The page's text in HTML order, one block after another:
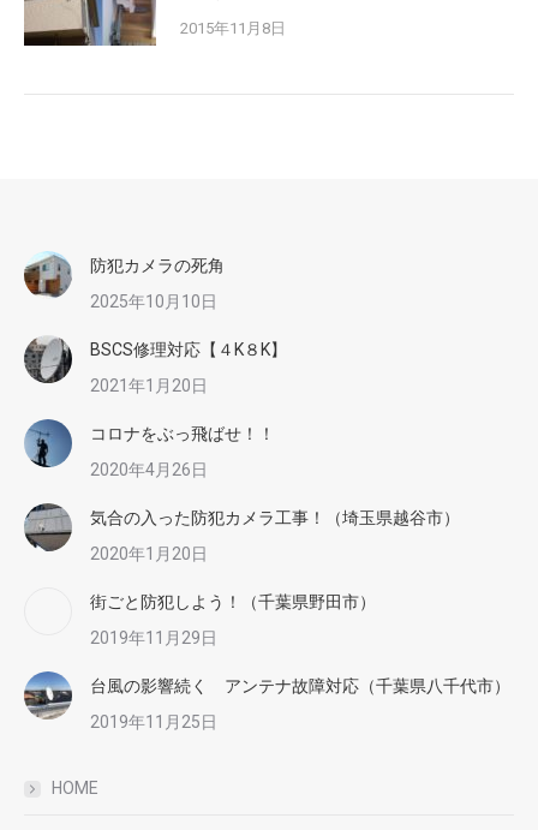
2015年11月8日
防犯カメラの死角
2025年10月10日
BSCS修理対応【４K８K】
2021年1月20日
コロナをぶっ飛ばせ！！
2020年4月26日
気合の入った防犯カメラ工事！（埼玉県越谷市）
2020年1月20日
街ごと防犯しよう！（千葉県野田市）
2019年11月29日
台風の影響続く アンテナ故障対応（千葉県八千代市）
2019年11月25日
HOME